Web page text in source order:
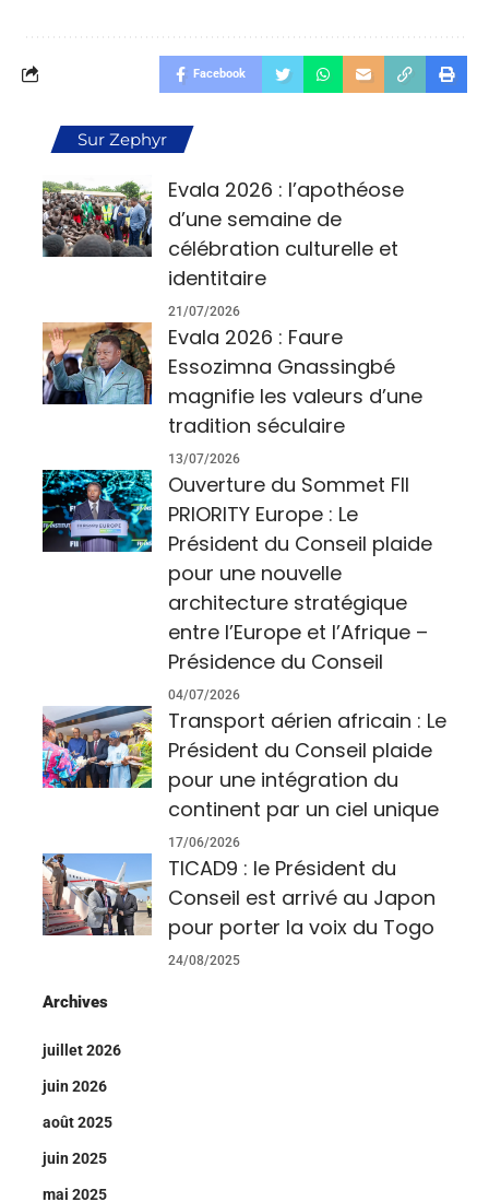
Facebook
Sur Zephyr
Evala 2026 : l’apothéose
d’une semaine de
célébration culturelle et
identitaire
21/07/2026
Evala 2026 : Faure
Essozimna Gnassingbé
magnifie les valeurs d’une
tradition séculaire
13/07/2026
Ouverture du Sommet FII
PRIORITY Europe : Le
Président du Conseil plaide
pour une nouvelle
architecture stratégique
entre l’Europe et l’Afrique –
Présidence du Conseil
04/07/2026
Transport aérien africain : Le
Président du Conseil plaide
pour une intégration du
continent par un ciel unique
17/06/2026
TICAD9 : le Président du
Conseil est arrivé au Japon
pour porter la voix du Togo
24/08/2025
Archives
juillet 2026
juin 2026
août 2025
juin 2025
mai 2025